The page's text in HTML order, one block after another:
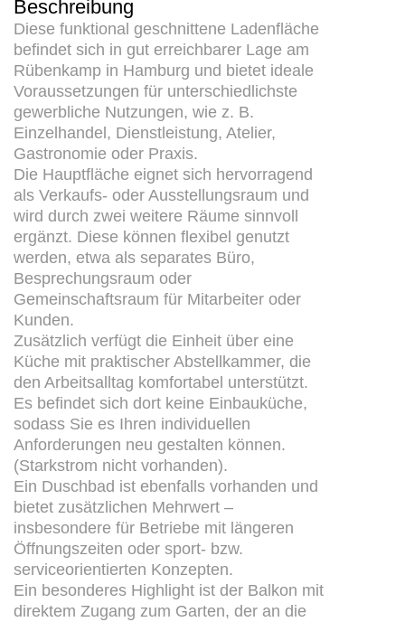
Beschreibung
Diese funktional geschnittene Ladenfläche
befindet sich in gut erreichbarer Lage am
Rübenkamp in Hamburg und bietet ideale
Voraussetzungen für unterschiedlichste
gewerbliche Nutzungen, wie z. B.
Einzelhandel, Dienstleistung, Atelier,
Gastronomie oder Praxis.
Die Hauptfläche eignet sich hervorragend
als Verkaufs- oder Ausstellungsraum und
wird durch zwei weitere Räume sinnvoll
ergänzt. Diese können flexibel genutzt
werden, etwa als separates Büro,
Besprechungsraum oder
Gemeinschaftsraum für Mitarbeiter oder
Kunden.
Zusätzlich verfügt die Einheit über eine
Küche mit praktischer Abstellkammer, die
den Arbeitsalltag komfortabel unterstützt.
Es befindet sich dort keine Einbauküche,
sodass Sie es Ihren individuellen
Anforderungen neu gestalten können.
(Starkstrom nicht vorhanden).
Ein Duschbad ist ebenfalls vorhanden und
bietet zusätzlichen Mehrwert –
insbesondere für Betriebe mit längeren
Öffnungszeiten oder sport- bzw.
serviceorientierten Konzepten.
Ein besonderes Highlight ist der Balkon mit
direktem Zugang zum Garten, der an die